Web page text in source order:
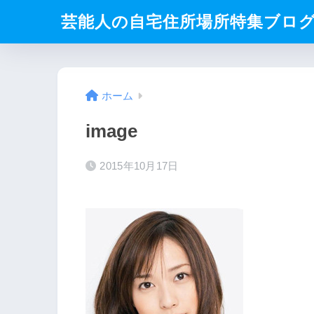
芸能人の自宅住所場所特集ブロ
ホーム
image
2015年10月17日